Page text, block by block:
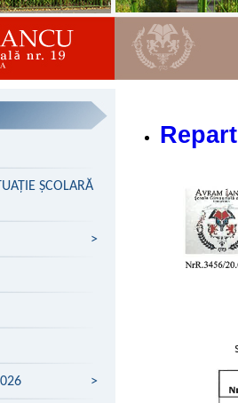
ȘCOLARĂ
>
>